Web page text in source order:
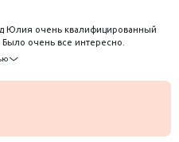
Юлия очень квалифицированный
очень все интересно.